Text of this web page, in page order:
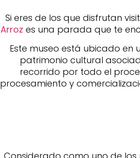
Si eres de los que disfrutan
Arroz es una parada que te
Este museo está ubicado
patrimonio cultural
recorrido por todo el
procesamiento y